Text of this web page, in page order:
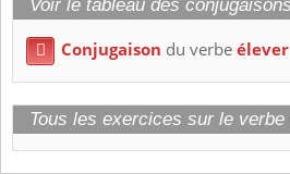
Voir le tableau des
 Conjugaison du verbeélever
Tous les exercices sur le verbe